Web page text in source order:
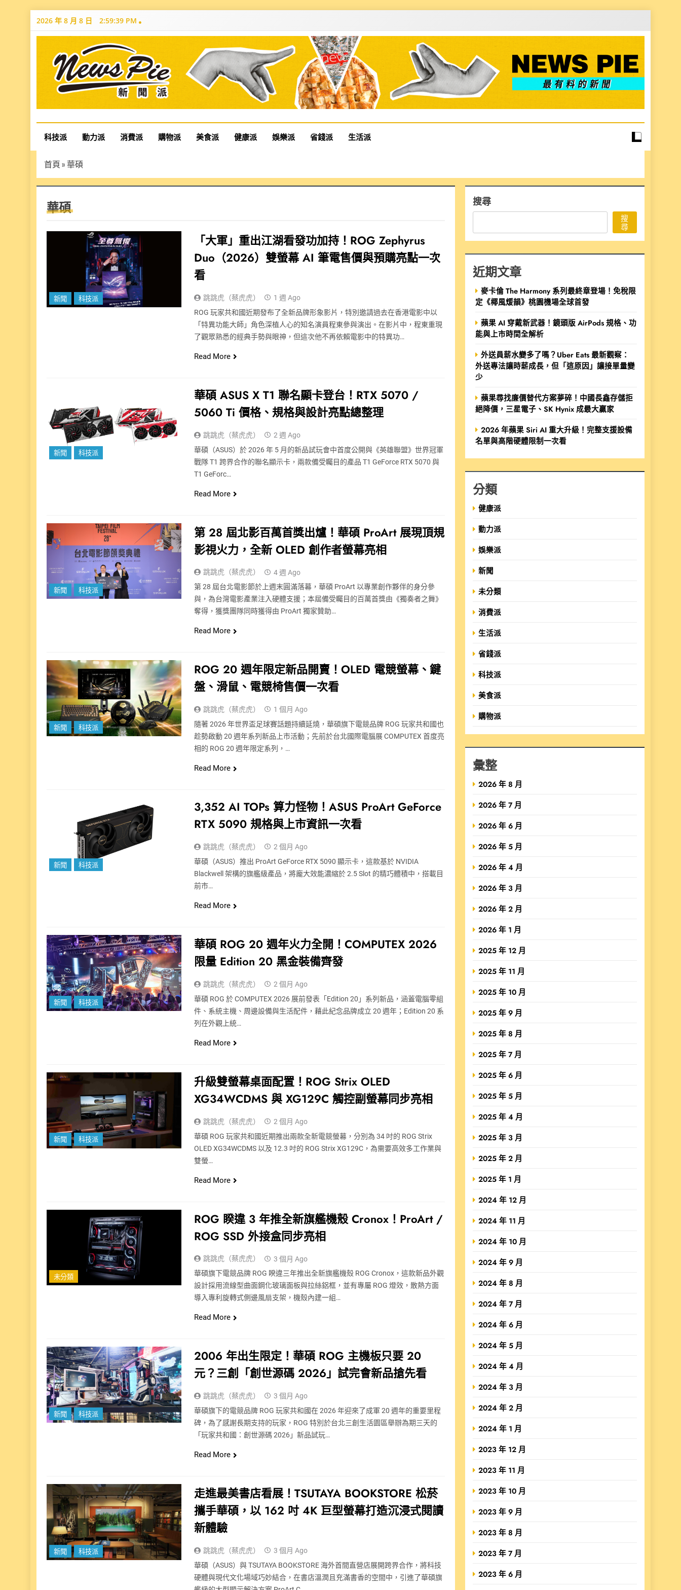
Skip
2026 年 8 月 8 日 2:59:40 PM
News Pie
最有料的新聞
科技派 動力派 消費派 購物派 美食派 健康派 娛樂派 省錢派 生活派
首頁 » 華碩
華碩
新聞 科技派
「大軍」重出江湖看發功加持！ROG Zephyrus
Duo（2026）雙螢幕 AI 筆電售價與預購亮點一次
看
跳跳虎（蔡虎虎）
1 週 Ago
ROG 玩家共和國近期發布了全新品牌形象影片，特別邀請過去在香港電影中以
「特異功能大師」角色深植人心的知名演員程東參與演出。在影片中，程東重現
了觀眾熟悉的經典手勢與眼神，但這次他不再依賴電影中的特異功…
Read More
新聞 科技派
華碩 ASUS X T1 聯名顯卡登台！RTX 5070 /
5060 Ti 價格、規格與設計亮點總整理
跳跳虎（蔡虎虎）
2 週 Ago
華碩（ASUS）於 2026 年 5 月的新品試玩會中首度公開與《英雄聯盟》世界冠軍
戰隊 T1 跨界合作的聯名顯示卡，兩款備受矚目的產品 T1 GeForce RTX 5070 與
T1 GeForc…
Read More
新聞 科技派
第 28 屆北影百萬首獎出爐！華碩 ProArt 展現頂規
影視火力，全新 OLED 創作者螢幕亮相
跳跳虎（蔡虎虎）
4 週 Ago
第 28 屆台北電影節於上週末圓滿落幕，華碩 ProArt 以專業創作夥伴的身分參
與，為台灣電影產業注入硬體支援；本屆備受矚目的百萬首獎由《獨奏者之舞》
奪得，獲獎團隊同時獲得由 ProArt 獨家贊助…
Read More
新聞 科技派
ROG 20 週年限定新品開賣！OLED 電競螢幕、鍵
盤、滑鼠、電競椅售價一次看
跳跳虎（蔡虎虎）
1 個月 Ago
隨著 2026 年世界盃足球賽話題持續延燒，華碩旗下電競品牌 ROG 玩家共和國也
趁勢啟動 20 週年系列新品上市活動；先前於台北國際電腦展 COMPUTEX 首度亮
相的 ROG 20 週年限定系列，…
Read More
新聞 科技派
3,352 AI TOPs 算力怪物！ASUS ProArt GeForce
RTX 5090 規格與上市資訊一次看
跳跳虎（蔡虎虎）
2 個月 Ago
華碩（ASUS）推出 ProArt GeForce RTX 5090 顯示卡，這款基於 NVIDIA
Blackwell 架構的旗艦級產品，將龐大效能濃縮於 2.5 Slot 的精巧體積中，搭載目
前市…
Read More
新聞 科技派
華碩 ROG 20 週年火力全開！COMPUTEX 2026
限量 Edition 20 黑金裝備齊發
跳跳虎（蔡虎虎）
2 個月 Ago
華碩 ROG 於 COMPUTEX 2026 展前發表「Edition 20」系列新品，涵蓋電腦零組
件、系統主機、周邊設備與生活配件，藉此紀念品牌成立 20 週年；Edition 20 系
列在外觀上統…
Read More
新聞 科技派
升級雙螢幕桌面配置！ROG Strix OLED
XG34WCDMS 與 XG129C 觸控副螢幕同步亮相
跳跳虎（蔡虎虎）
2 個月 Ago
華碩 ROG 玩家共和國近期推出兩款全新電競螢幕，分別為 34 吋的 ROG Strix
OLED XG34WCDMS 以及 12.3 吋的 ROG Strix XG129C，為需要高效多工作業與
雙螢…
Read More
未分類
ROG 睽違 3 年推全新旗艦機殼 Cronox！ProArt /
ROG SSD 外接盒同步亮相
跳跳虎（蔡虎虎）
3 個月 Ago
華碩旗下電競品牌 ROG 睽違三年推出全新旗艦機殼 ROG Cronox，這款新品外觀
設計採用流線型曲面鋼化玻璃面板與拉絲鋁框，並有專屬 ROG 燈效，散熱方面
導入專利旋轉式側邊風扇支架，機殼內建一組…
Read More
新聞 科技派
2006 年出生限定！華碩 ROG 主機板只要 20
元？三創「創世源碼 2026」試完會新品搶先看
跳跳虎（蔡虎虎）
3 個月 Ago
華碩旗下的電競品牌 ROG 玩家共和國在 2026 年迎來了成軍 20 週年的重要里程
碑，為了感謝長期支持的玩家，ROG 特別於台北三創生活園區舉辦為期三天的
「玩家共和國：創世源碼 2026」新品試玩…
Read More
新聞 科技派
走進最美書店看展！TSUTAYA BOOKSTORE 松菸
攜手華碩，以 162 吋 4K 巨型螢幕打造沉浸式閱讀
新體驗
跳跳虎（蔡虎虎）
3 個月 Ago
華碩（ASUS）與 TSUTAYA BOOKSTORE 海外首間直營店展開跨界合作，將科技
硬體與現代文化場域巧妙結合，在書店溫潤且充滿書香的空間中，引進了華碩旗
搜尋
搜
尋
近期文章
麥卡倫 The Harmony 系列最終章登場！免稅限
定《椰風煖韻》桃園機場全球首發
蘋果 AI 穿戴新武器！鏡頭版 AirPods 規格、功
能與上市時間全解析
外送員薪水變多了嗎？Uber Eats 最新觀察：
外送專法讓時薪成長，但「這原因」讓接單量變
少
蘋果尋找廉價替代方案夢碎！中國長鑫存儲拒
絕降價，三星電子、SK Hynix 成最大贏家
2026 年蘋果 Siri AI 重大升級！完整支援設備
名單與高階硬體限制一次看
分類
健康派
動力派
娛樂派
新聞
未分類
消費派
生活派
省錢派
科技派
美食派
購物派
彙整
2026 年 8 月
2026 年 7 月
2026 年 6 月
2026 年 5 月
2026 年 4 月
2026 年 3 月
2026 年 2 月
2026 年 1 月
2025 年 12 月
2025 年 11 月
2025 年 10 月
2025 年 9 月
2025 年 8 月
2025 年 7 月
2025 年 6 月
2025 年 5 月
2025 年 4 月
2025 年 3 月
2025 年 2 月
2025 年 1 月
2024 年 12 月
2024 年 11 月
2024 年 10 月
2024 年 9 月
2024 年 8 月
2024 年 7 月
2024 年 6 月
2024 年 5 月
2024 年 4 月
2024 年 3 月
2024 年 2 月
2024 年 1 月
2023 年 12 月
2023 年 11 月
2023 年 10 月
2023 年 9 月
2023 年 8 月
2023 年 7 月
2023 年 6 月